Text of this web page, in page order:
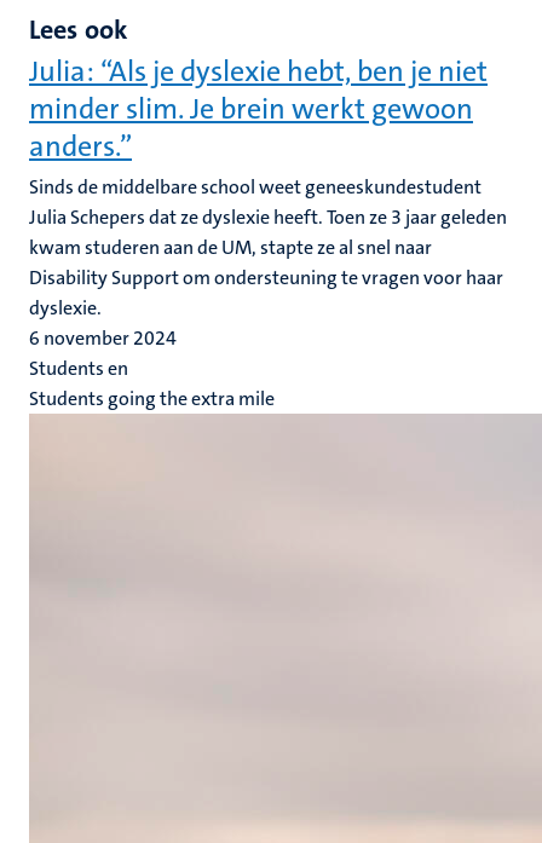
Lees ook
Julia: “Als je dyslexie hebt, ben je niet
minder slim. Je brein werkt gewoon
anders.”
Sinds de middelbare school weet geneeskundestudent
Julia Schepers dat ze dyslexie heeft. Toen ze 3 jaar geleden
kwam studeren aan de UM, stapte ze al snel naar
Disability Support om ondersteuning te vragen voor haar
dyslexie.
6 november 2024
Students en
Students going the extra mile